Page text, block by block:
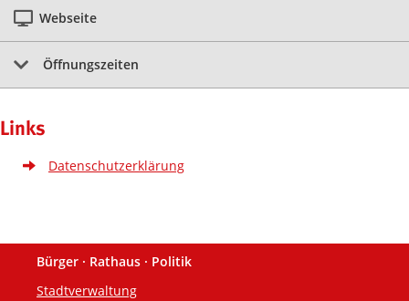
Webseite
Öffnungszeiten
Links
Datenschutzerklärung
Fußzeile
Bürger · Rathaus · Politik
Stadtverwaltung